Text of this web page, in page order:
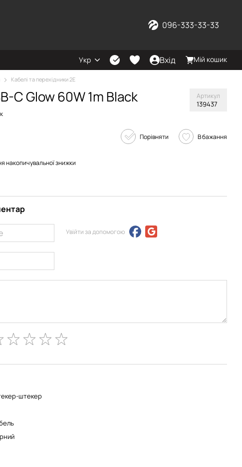
096-333-33-33
Укр Вхід Мій кошик
Кабелі та перехідники 2E
C Glow 60W 1m Black Артикул
139437
Порівняти В бажання
накопичувальної знижки
Увійти за допомогою
штекер